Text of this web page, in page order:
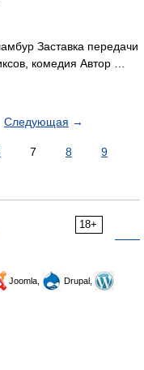
Заставка передачи
комедия Автор …
Следующая →
7 8
9
18+
Joomla,
Drupal,